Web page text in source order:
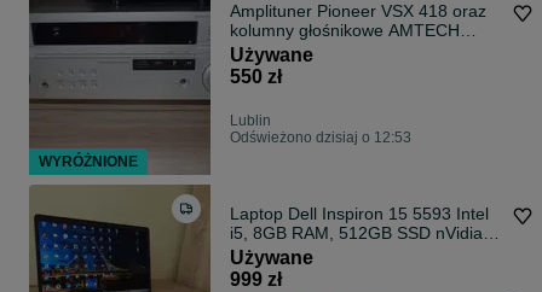
Amplituner Pioneer VSX 418 oraz
kolumny głośnikowe AMTECH
HTS-001F
Używane
550 zł
Lublin
Odświeżono dzisiaj o 12:53
Laptop Dell Inspiron 15 5593 Intel
i5, 8GB RAM, 512GB SSD nVidia
MX230
Używane
999 zł
WYRÓŻNIONE